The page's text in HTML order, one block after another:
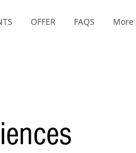
OFFER FAQS More